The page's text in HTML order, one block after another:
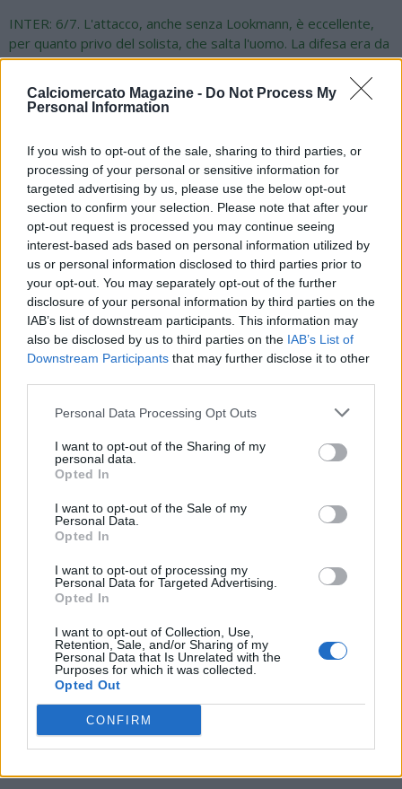
Calciomercato Magazine - Do Not Process My
Personal Information
If you wish to opt-out of the sale, sharing to third parties, or
processing of your personal or sensitive information for
targeted advertising by us, please use the below opt-out
section to confirm your selection. Please note that after your
opt-out request is processed you may continue seeing
interest-based ads based on personal information utilized by
us or personal information disclosed to third parties prior to
your opt-out. You may separately opt-out of the further
disclosure of your personal information by third parties on the
IAB’s list of downstream participants. This information may
also be disclosed by us to third parties on the IAB’s List of
Downstream Participants that may further disclose it to other
Personal Data Processing Opt Outs
I want to opt-out of the Sharing of my
personal data.
Opted In
I want to opt-out of the Sale of my
Personal Data.
Opted In
I want to opt-out of processing my
Personal Data for Targeted Advertising.
Opted In
I want to opt-out of Collection, Use,
Retention, Sale, and/or Sharing of my
Personal Data that Is Unrelated with the
Purposes for which it was collected.
Opted Out
CONFIRM
INTER: 6/7. L'attacco, anche senza Lookmann, è eccellente,
per quanto privo del solista, che salta l'uomo. La difesa era da
svecchiare, ma Akanji, in extremis, è piu di un rincalzo.
JUVENTUS: 6,5. Si doveva vendere, e 8 giocatori sono stati
ceduti solo in extremis. Non valeva la pena inseguire Kolo
senso.
LAZIO: 5. Lotito è stato bloccato dal Covisoc, per cui Sarri
deve lavorare con la squadra della scorsa stagione. Si tratta,
comunque, di una rosa di alto livello.
MILAN: 6/7. L'impressione è che alcune operazioni, come un
anno fa, abbiano risposto più alla finalità di incrementare la
qualità, che non di soddisfare Allegri. Modric e Rabiot, in ogni
caso, non si discutono.
NAPOLI: 8. Sono arrivati 8 giocatori, e l'ultimo colpo, e cioè
utilissimi.
ROMA: 6,5. L'acquisto principale è Gasperini. Il tecnico ha a
disposizione i trequartisti, fondamentali nel suo gioco. Detto
TORINO: 5. La musica non cambia. Bi-lancio sì. Ri-lancio,
probabilmente, no. Con tutto il rammarico possibile, i giocatori
in entrata non sono all'altezza di quelli in uscita”.